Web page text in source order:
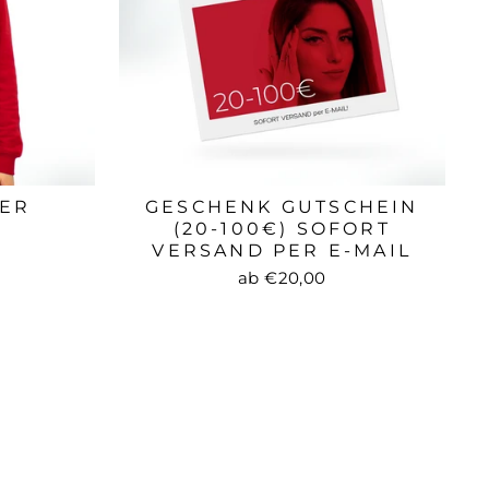
GESCHENK GUTSCHEIN
(20-100€) SOFORT
VERSAND PER E-MAIL
ab €20,00